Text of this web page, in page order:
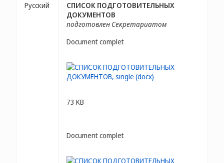
Русский
СПИСОК ПОДГОТОВИТЕЛЬНЫХ
ДОКУМЕНТОВ
подготовлен Секретариатом
Document complet
73 KB
Document complet